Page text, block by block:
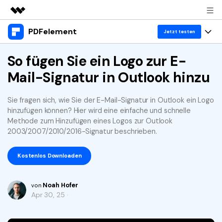
Top-Produkte
Dienstprogramme
Business
Überblick
Über uns
Presseraum
Shop
Support
PDFelement Jetzt testen
Produkte
Desktop
PDFelement für Windows
PDFelement für Mac
PDFelement für iPhone/iPad
PDFelement für Android
Lösungen
Benutzer im Bildungswesen
PDF lesen
PDF kombinieren
Ressourcen
Heiße Themen
Top PDF-Software
How-Tos
Mac-Software
Business
KMU von 1-10p
10p+ Unternehmen
So fügen Sie ein Logo zur E-
Mail-Signatur in Outlook hinzu
Sie fragen sich, wie Sie der E-Mail-Signatur in Outlook ein Logo
hinzufügen können? Hier wird eine einfache und schnelle
Methode zum Hinzufügen eines Logos zur Outlook
2003/2007/2010/2016-Signatur beschrieben.
Kostenlos Downloaden
von Noah Hofer
Apr 30, 25 ·